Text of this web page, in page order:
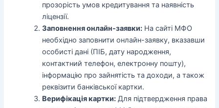
прозорість умов кредитування та наявність
ліцензії.
Заповнення онлайн-заявки: На сайті МФО
необхідно заповнити онлайн-заявку, вказавши
особисті дані (ПІБ, дату народження,
контактний телефон, електронну пошту),
інформацію про зайнятість та доходи, а також
реквізити банківської картки.
Верифікація картки: Для підтвердження права